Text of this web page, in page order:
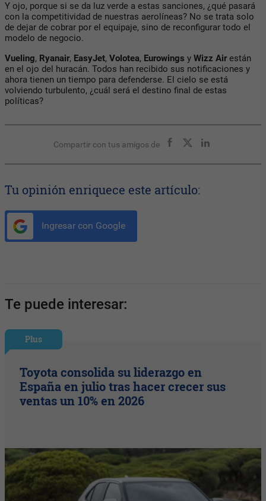
Y ojo, porque si se da luz verde a estas sanciones, ¿qué pasará
con la competitividad de nuestras aerolíneas? No se trata solo
de dejar de cobrar por el equipaje, sino de reconfigurar todo el
modelo de negocio.
Vueling, Ryanair, EasyJet, Volotea, Eurowings y Wizz Airestán
en el ojo del huracán. Todos han recibido sus notificaciones y
ahora tienen un tiempo para defenderse. El cielo se está
volviendo turbulento, ¿cuál será el destino final de estas
políticas?
Compartir con tus amigos de
Tu opinión enriquece este artículo:
Ingresar con Google
Te puede interesar:
Plus
Toyota consolida su liderazgo en
España en julio tras hacer crecer sus
ventas un 10% en 2026